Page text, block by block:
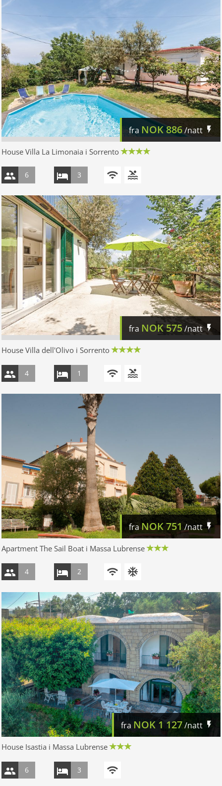
fra NOK886/natt
House Villa La Limonaia i Sorrento
6 3
fra NOK 575/natt
House Villa dell'Olivo i Sorrento
4 1
fraNOK751/natt
Apartment The Sail Boat i Massa Lubrense
4 2
fra NOK 1 127/natt
House Isastia i Massa Lubrense
6 3